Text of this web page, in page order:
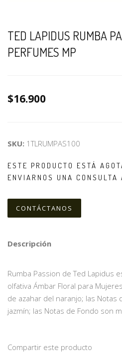
TED LAPIDUS RUMBA
PERFUMES MP
$16.900
SKU: 1TLRUMPAS100
ESTE PRODUCTO ESTÁ
ENVIARNOS UNA CONSULTA
CONTÁCTANOS
Descripción
Rumba Passion de Ted Lapidus
olfativa Ámbar Floral para
de azahar del naranjo; las Notas
jazmín; las Notas de Fondo son
Compartir este producto